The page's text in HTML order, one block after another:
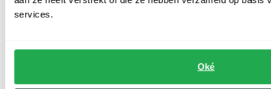
services.
Oké